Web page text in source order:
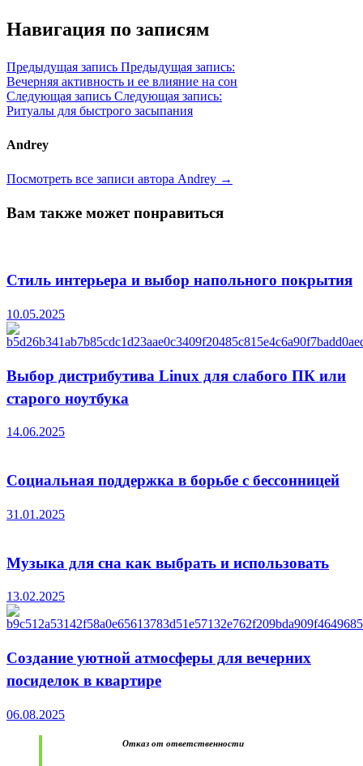
Навигация по записям
Предыдущая запись Предыдущая запись:
Вечерняя активность и ее влияние на сон
Следующая запись Следующая запись:
Ритуалы для быстрого засыпания
Andrey
Посмотреть все записи автора Andrey →
Вам также может понравиться
Стиль интерьера и выбор напольного покрытия
10.05.2025
Выбор дистрибутива Linux для слабого ПК или
старого ноутбука
14.06.2025
Социальная поддержка в борьбе с бессонницей
31.01.2025
Музыка для сна как выбрать и использовать
13.02.2025
Создание уютной атмосферы для вечерних
посиделок в квартире
06.08.2025
Отказ от ответственности